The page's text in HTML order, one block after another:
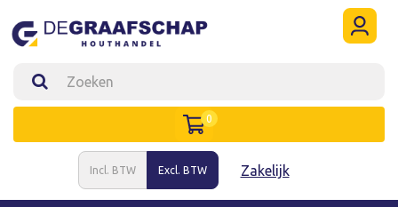
Incl. BTW Excl. BTW Zakelijk
0